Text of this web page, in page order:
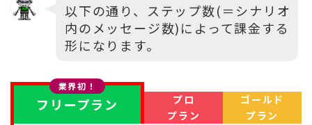
以下の通り、ステップ数(＝シナリオ
内のメッセージ数)によって課金する
形になります。
業界初！
フリープラン
プロ
プラン
ゴールド
プラン